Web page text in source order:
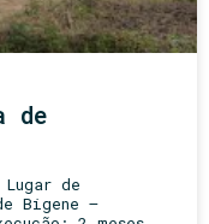
de
de
Bigene –